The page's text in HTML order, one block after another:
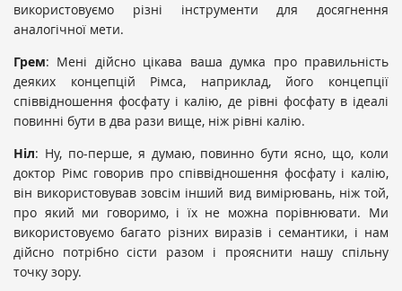
використовуємо різні інструменти для досягнення
аналогічної мети.
Грем: Мені дійсно цікава ваша думка про правильність
деяких концепцій Рімса, наприклад, його концепції
співвідношення фосфату і калію, де рівні фосфату в ідеалі
повинні бути в два рази вище, ніж рівні калію.
Ніл: Ну, по-перше, я думаю, повинно бути ясно, що, коли
доктор Рімс говорив про співвідношення фосфату і калію,
він використовував зовсім інший вид вимірювань, ніж той,
про який ми говоримо, і їх не можна порівнювати. Ми
використовуємо багато різних виразів і семантики, і нам
дійсно потрібно сісти разом і прояснити нашу спільну
точку зору.